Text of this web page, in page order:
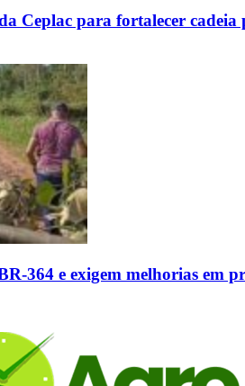
Ceplac para fortalecer
364 e exigem melhorias em